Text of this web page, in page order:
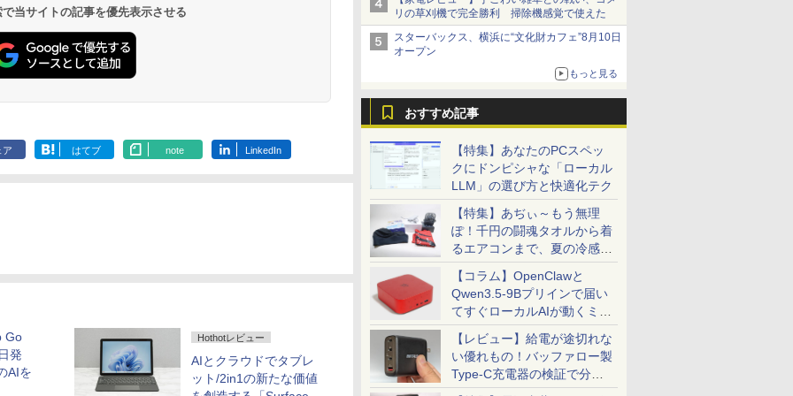
リの草刈機で完全勝利 掃除機感覚で使えた
スターバックス、横浜に“文化財カフェ”8月10日
オープン
もっと見る
おすすめ記事
【特集】あなたのPCスペッ
クにドンピシャな「ローカル
LLM」の選び方と快適化テク
【特集】あぢぃ～もう無理
ぽ！千円の闘魂タオルから着
るエアコンまで、夏の冷感グ
ッズ一挙紹介
【コラム】OpenClawと
Qwen3.5-9Bプリインで届い
てすぐローカルAIが動くミニ
PC「SER9 Pro」
【レビュー】給電が途切れな
い優れもの！バッファロー製
Type-C充電器の検証で分か
ったこと
ットル (Smart
￥1,625
￥594
￥572
当サイトの記事を優先表示させる
ア はてブ note LinkedIn
Go
発
AIを
Hothotレビュー
AIとクラウドでタブレ
ット/2in1の新たな価値